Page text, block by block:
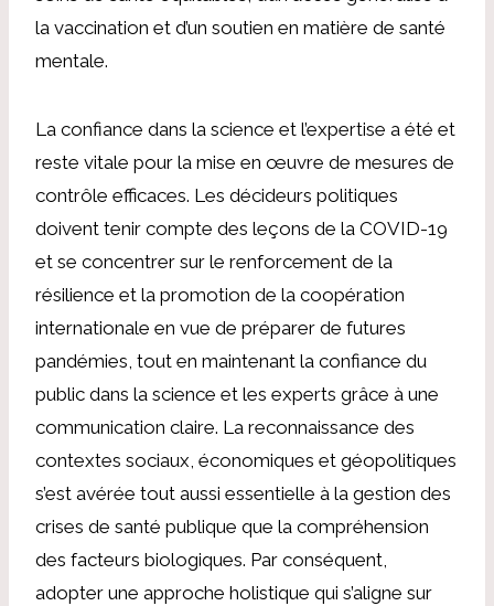
la vaccination et d’un soutien en matière de santé
mentale.
La confiance dans la science et l’expertise a été et
reste vitale pour la mise en œuvre de mesures de
contrôle efficaces. Les décideurs politiques
doivent tenir compte des leçons de la COVID-19
et se concentrer sur le renforcement de la
résilience et la promotion de la coopération
internationale en vue de préparer de futures
pandémies, tout en maintenant la confiance du
public dans la science et les experts grâce à une
communication claire. La reconnaissance des
contextes sociaux, économiques et géopolitiques
s’est avérée tout aussi essentielle à la gestion des
crises de santé publique que la compréhension
des facteurs biologiques. Par conséquent,
adopter une approche holistique qui s’aligne sur